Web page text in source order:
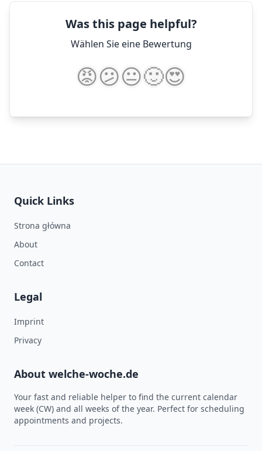
Was this page helpful?
Wählen Sie eine Bewertung
😡😕😐🙂😍
Quick Links
Strona główna
About
Contact
Legal
Imprint
Privacy
About welche-woche.de
Your fast and reliable helper to find the current calendar
week (CW) and all weeks of the year. Perfect for scheduling
appointments and projects.